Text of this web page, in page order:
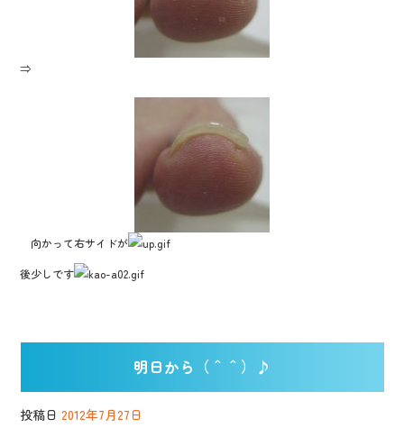
⇒
向かって右サイドが
後少しです
明日から（＾＾）♪
投稿日 2012年7月27日